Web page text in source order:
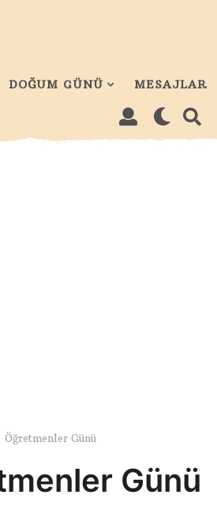
DOĞUM GÜNÜ MESAJLAR
Öğretmenler Günü
Günü